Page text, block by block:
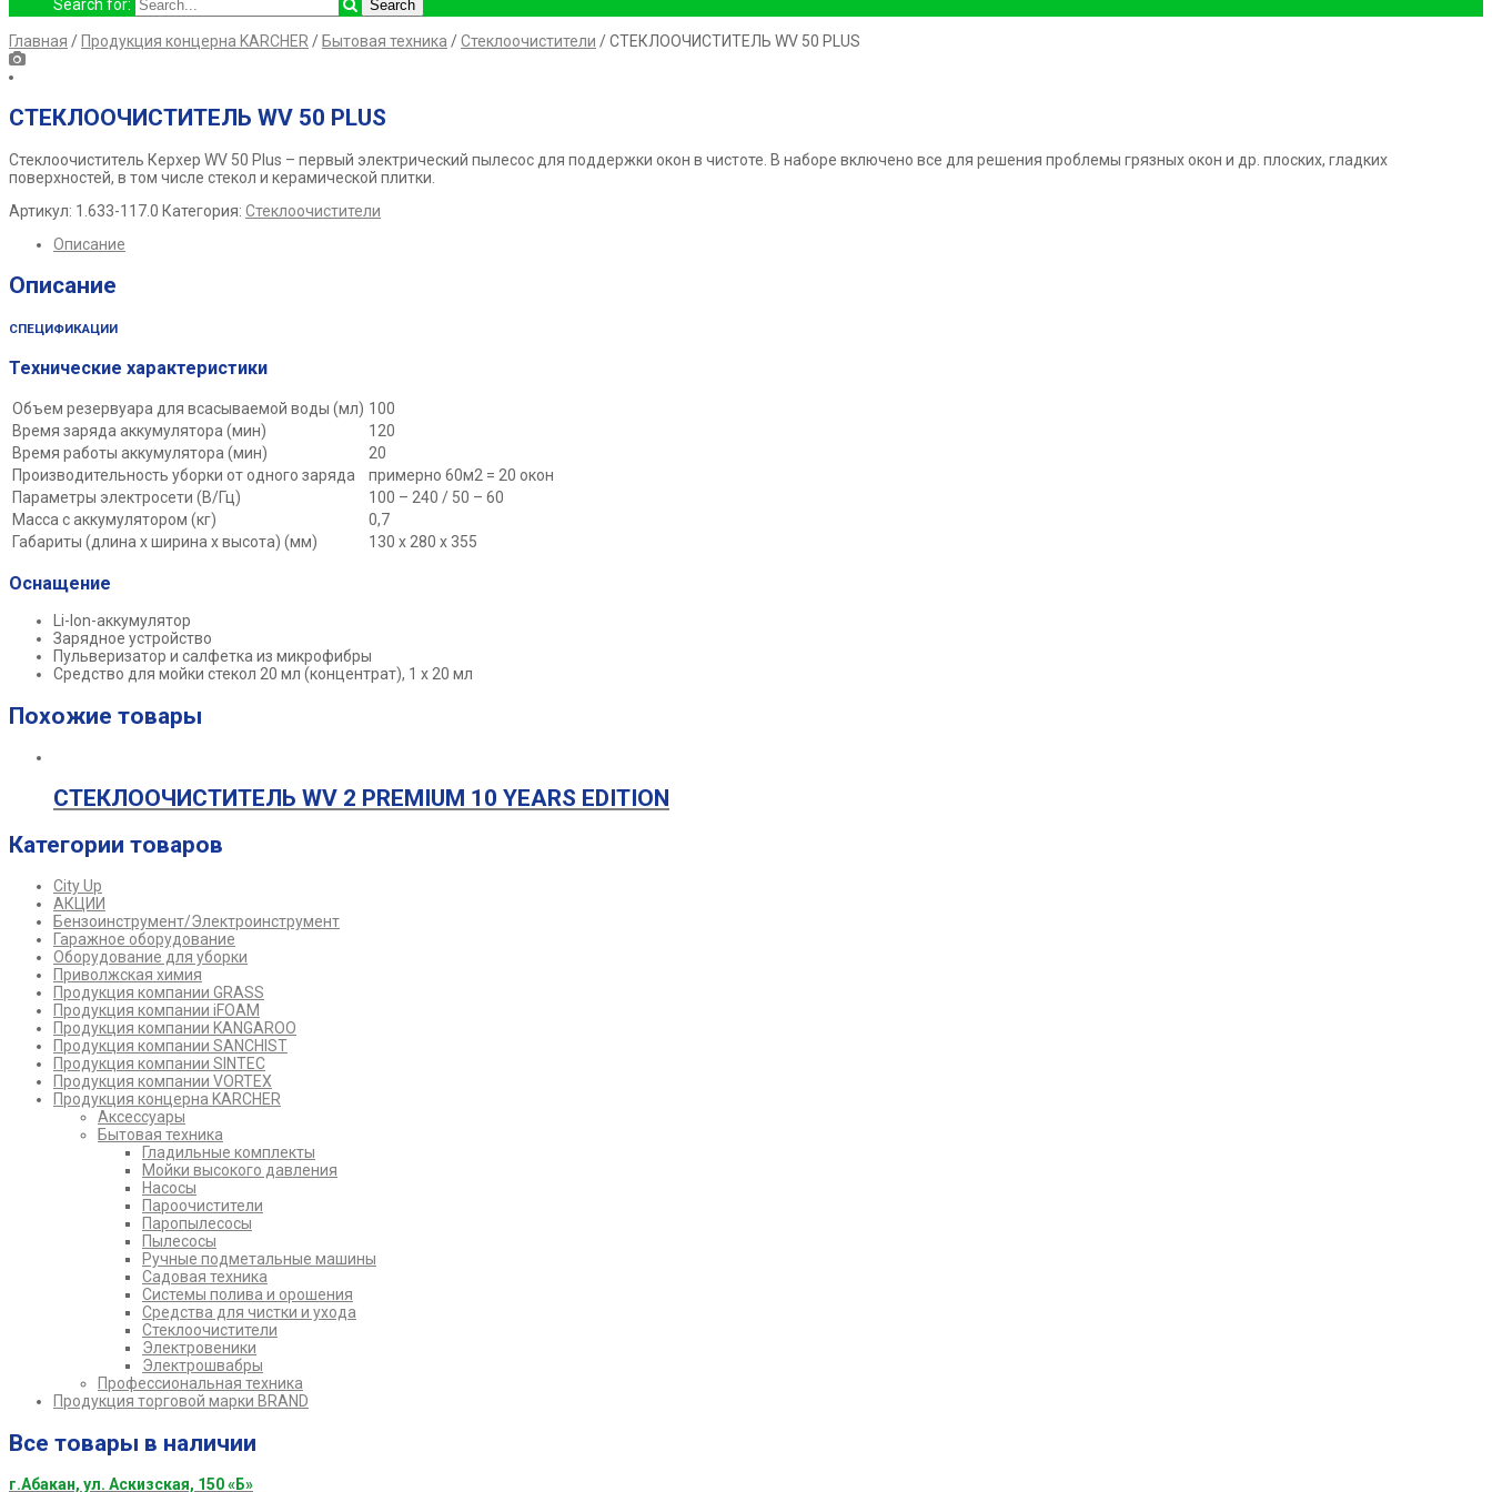
Search for:
Главная / Продукция концерна KARCHER / Бытовая техника /Стеклоочистители / СТЕКЛООЧИСТИТЕЛЬ WV 50 PLUS
СТЕКЛООЧИСТИТЕЛЬ WV 50 PLUS
Стеклоочиститель Керхер WV 50 Plus – первый электрический пылесос для поддержки окон в чистоте. В наборе включено все для решения проблемы грязных окон и др. плоских, гладких
поверхностей, в том числе стекол и керамической плитки.
Артикул: 1.633-117.0 Категория: Стеклоочистители
Описание
Описание
СПЕЦИФИКАЦИИ
Технические характеристики
Объем резервуара для всасываемой воды (мл) 100
Время заряда аккумулятора (мин)
120
Время работы аккумулятора (мин)
20
Производительность уборки от одного заряда
примерно 60м2 = 20 окон
Параметры электросети (В/Гц)
100 – 240 / 50 – 60
Масса с аккумулятором (кг)
0,7
Габариты (длина х ширина х высота) (мм)
130 x 280 x 355
Оснащение
Li-Ion-аккумулятор
Зарядное устройство
Пульверизатор и салфетка из микрофибры
Средство для мойки стекол 20 мл (концентрат), 1 x 20 мл
Похожие товары
СТЕКЛООЧИСТИТЕЛЬ WV 2 PREMIUM 10 YEARS EDITION
Категории товаров
City Up
АКЦИИ
Бензоинструмент/Электроинструмент
Гаражное оборудование
Оборудование для уборки
Приволжская химия
Продукция компании GRASS
Продукция компании iFOAM
Продукция компании KANGAROO
Продукция компании SANCHIST
Продукция компании SINTEC
Продукция компании VORTEX
Продукция концерна KARCHER
Аксессуары
Бытовая техника
Гладильные комплекты
Мойки высокого давления
Насосы
Пароочистители
Паропылесосы
Пылесосы
Ручные подметальные машины
Садовая техника
Системы полива и орошения
Средства для чистки и ухода
Стеклоочистители
Электровеники
Электрошвабры
Профессиональная техника
Продукция торговой марки BRAND
Все товары в наличии
г.Абакан, ул. Аскизская, 150 «Б»